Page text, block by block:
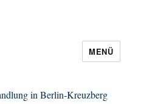
Buchhandlung in
MENÜ